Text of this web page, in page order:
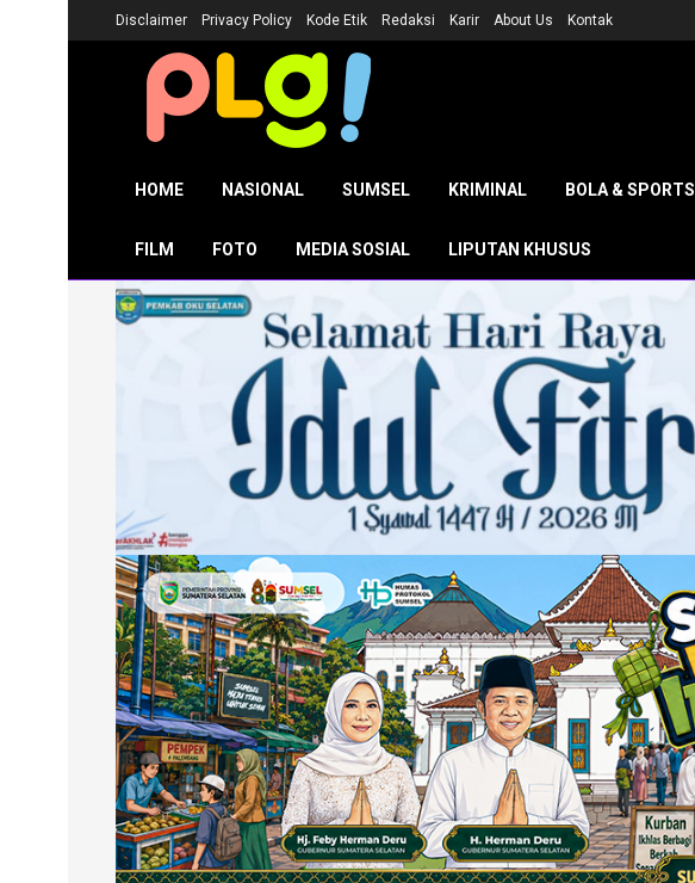
Disclaimer Privacy Policy Kode Etik Redaksi Karir About Us Kontak
HOME NASIONAL SUMSEL KRIMINAL BOLA & SPORTS
FILM FOTO MEDIA SOSIAL LIPUTAN KHUSUS